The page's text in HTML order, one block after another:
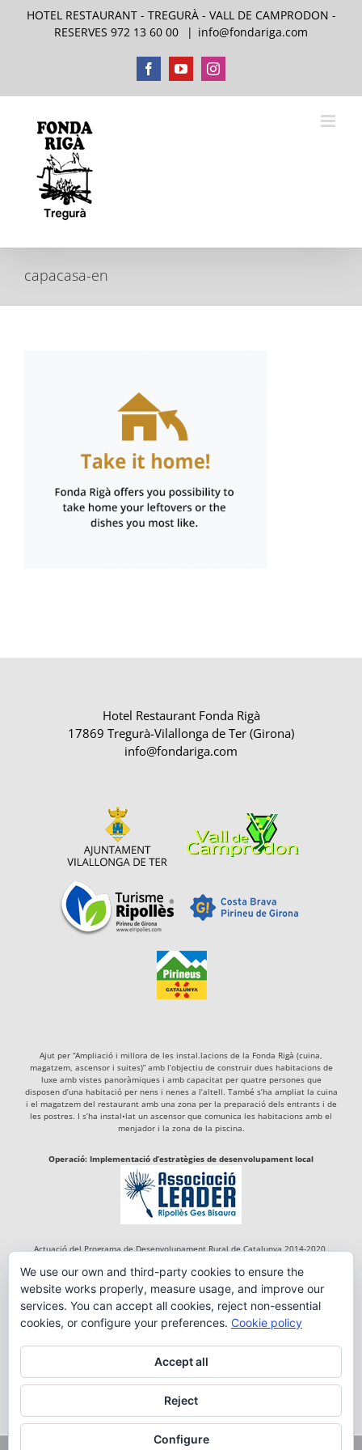
HOTEL RESTAURANT - TREGURÀ - VALL DE CAMPRODON -
RESERVES 972 13 60 00
| info@fondariga.com
FacebookYouTubeInstagram
capacasa-en
Hotel Restaurant Fonda Rigà
17869 Tregurà-Vilallonga de Ter (Girona)
info@fondariga.com
Ajut per “Ampliació i millora de les instal.lacions de la Fonda Rigà (cuina,
magatzem, ascensor i suites)” amb l’objectiu de construir dues habitacions de
luxe amb vistes panoràmiques i amb capacitat per quatre persones que
disposen d’una habitació per nens i nenes a l’altell. També s’ha ampliat la cuina
i el magatzem del restaurant amb una zona per la preparació dels entrants i de
les postres. I s’ha instal•lat un ascensor que comunica les habitacions amb el
menjador i la zona de la piscina.
Operació: Implementació d’estratègies de desenvolupament local
Actuació del Programa de Desenvolupament Rural de Catalunya 2014-2020,
We use our own and third-party cookies to ensure the
website works properly, measure usage, and improve our
services. You can accept all cookies, reject non-essential
cookies, or configure your preferences. Cookie policy
Accept all
Reject
Configure